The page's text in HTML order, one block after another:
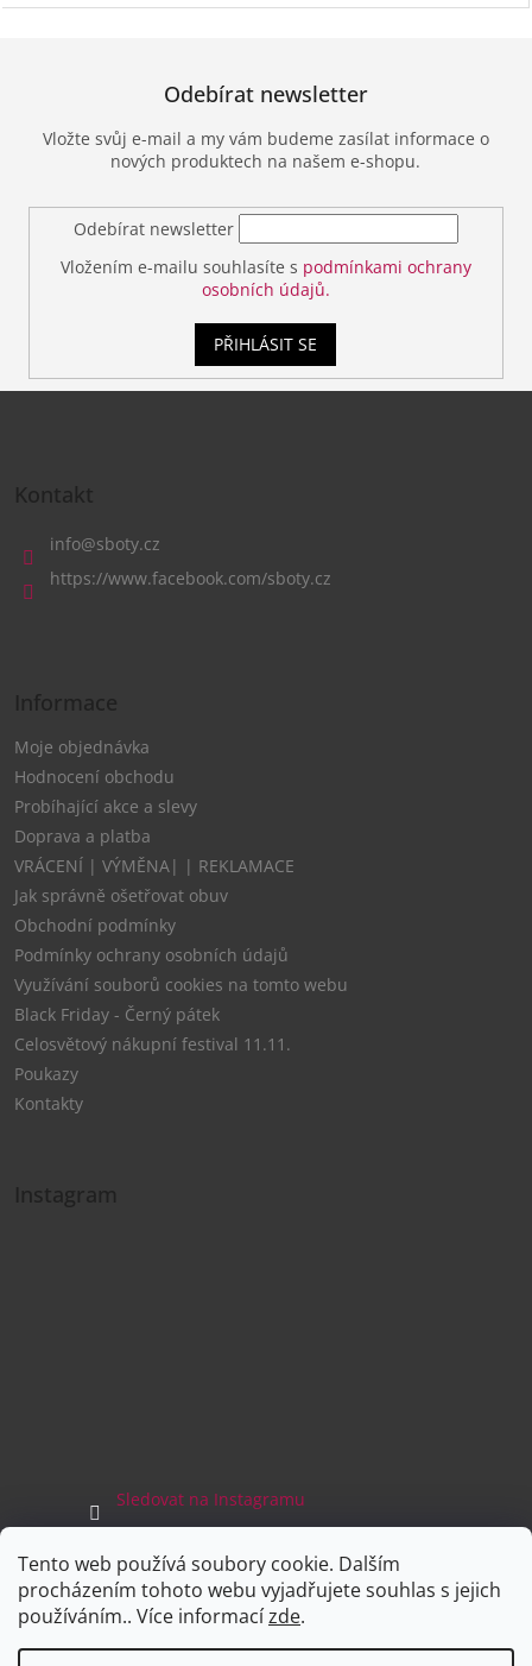
Tento web používá soubory cookie. Dalším
procházením tohoto webu vyjadřujete souhlas s jejich
používáním.. Více informacízde.
Odebírat newsletter
Vložte svůj e-mail a my vám budeme zasílat informace o
nových produktech na našem e-shopu.
Odebírat newsletter
Vložením e-mailu souhlasíte s podmínkami ochrany
osobních údajů.
PŘIHLÁSIT SE
Kontakt
info@sboty.cz
https://www.facebook.com/sboty.cz
Informace
Moje objednávka
Hodnocení obchodu
Probíhající akce a slevy
Doprava a platba
VRÁCENÍ | VÝMĚNA| | REKLAMACE
Jak správně ošetřovat obuv
Obchodní podmínky
Podmínky ochrany osobních údajů
Využívání souborů cookies na tomto webu
Black Friday - Černý pátek
Celosvětový nákupní festival 11.11.
Poukazy
Kontakty
Instagram
Sledovat na Instagramu
Facebook